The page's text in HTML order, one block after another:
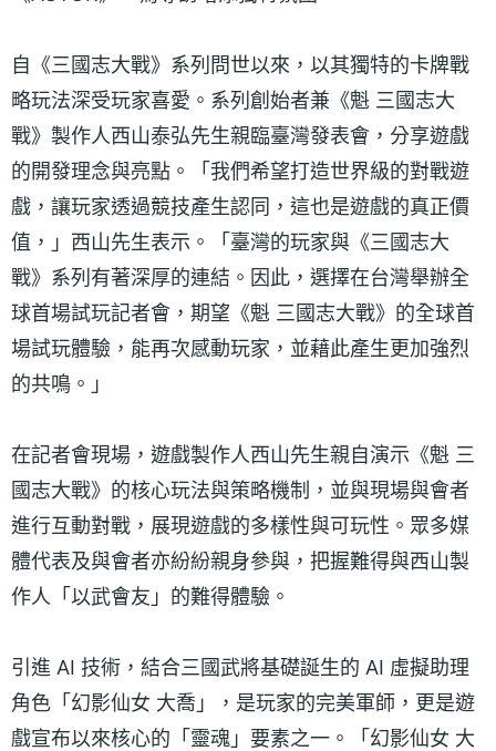
自《三國志大戰》系列問世以來，以其獨特的卡牌戰
略玩法深受玩家喜愛。系列創始者兼《魁 三國志大
戰》製作人西山泰弘先生親臨臺灣發表會，分享遊戲
的開發理念與亮點。「我們希望打造世界級的對戰遊
戲，讓玩家透過競技產生認同，這也是遊戲的真正價
值，」西山先生表示。「臺灣的玩家與《三國志大
戰》系列有著深厚的連結。因此，選擇在台灣舉辦全
球首場試玩記者會，期望《魁 三國志大戰》的全球首
場試玩體驗，能再次感動玩家，並藉此產生更加強烈
的共鳴。」
在記者會現場，遊戲製作人西山先生親自演示《魁 三
國志大戰》的核心玩法與策略機制，並與現場與會者
進行互動對戰，展現遊戲的多樣性與可玩性。眾多媒
體代表及與會者亦紛紛親身參與，把握難得與西山製
作人「以武會友」的難得體驗。
引進 AI 技術，結合三國武將基礎誕生的 AI 虛擬助理
角色「幻影仙女 大喬」，是玩家的完美軍師，更是遊
戲宣布以來核心的「靈魂」要素之一。「幻影仙女 大